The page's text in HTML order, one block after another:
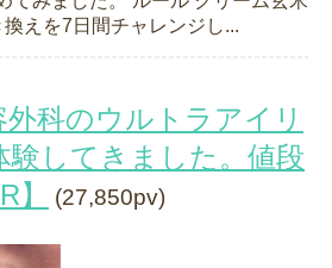
えを7日間チャレンジし...
外科のウルトラアイリ
験してきました。値段
】
(27,850pv)